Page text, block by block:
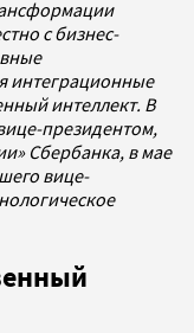
с бизнес-
интеграционные
интеллект. В
президентом,
Сбербанка, в мае
вице-